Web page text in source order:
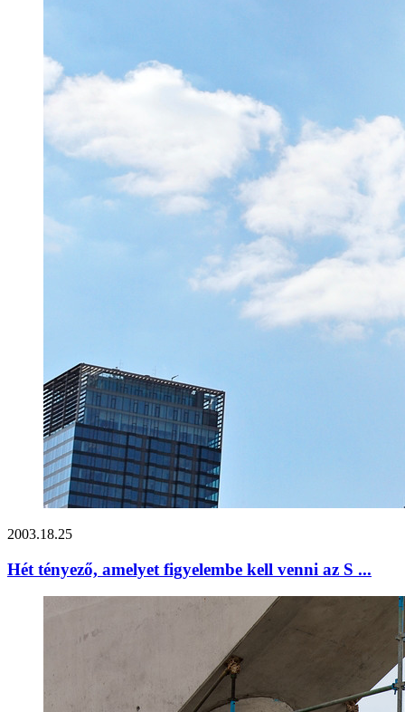
2003.18.25
Hét tényező, amelyet figyelembe kell venni az S ...